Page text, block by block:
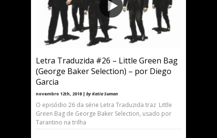
Letra Traduzida #26 – Little Green Bag
(George Baker Selection) – por Diego
Garcia
novembro 12th, 2018 | by Katia Suman
O episódio 26 da série Letra Traduzida traz Little
Green Bag de George Baker Selection, usado por
Tarantino na trilha